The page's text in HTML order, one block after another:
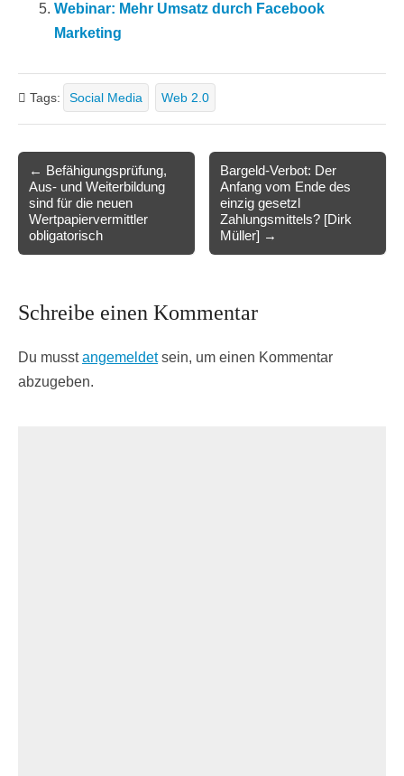
Webinar: Mehr Umsatz durch Facebook
Marketing
Tags: Social Media Web 2.0
navigation
← Befähigungsprüfung,
Aus- und Weiterbildung
sind für die neuen
Wertpapiervermittler
obligatorisch
Bargeld-Verbot: Der
Anfang vom Ende des
einzig gesetzl
Zahlungsmittels? [Dirk
Müller] →
Schreibe einen Kommentar
Du musstangemeldetsein, um einen Kommentar
abzugeben.